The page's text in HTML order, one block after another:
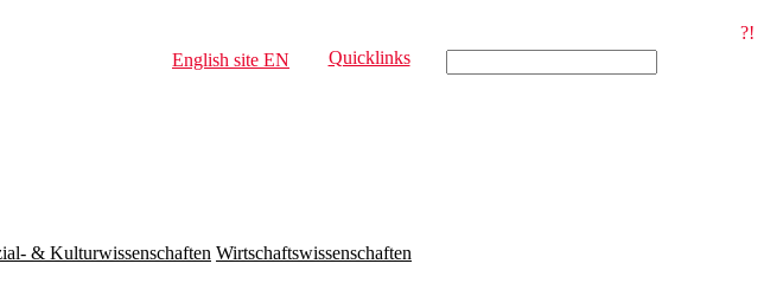
?!
English site EN Quicklinks
& Kulturwissenschaften Wirtschaftswissenschaften